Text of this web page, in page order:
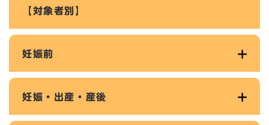
【対象者別】
妊娠前
妊娠・出産・産後